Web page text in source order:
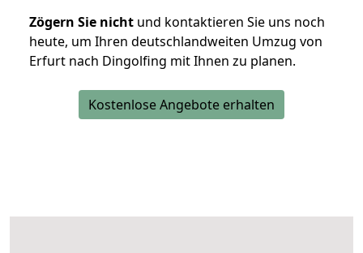
Zögern Sie nicht und kontaktieren Sie uns noch
heute, um Ihren deutschlandweiten Umzug von
Erfurt nach Dingolfing mit Ihnen zu planen.
Kostenlose Angebote erhalten